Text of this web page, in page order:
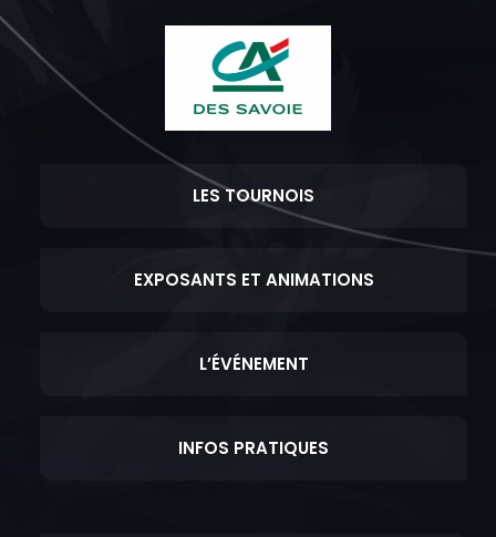
LES TOURNOIS
EXPOSANTS ET ANIMATIONS
L’ÉVÉNEMENT
INFOS PRATIQUES